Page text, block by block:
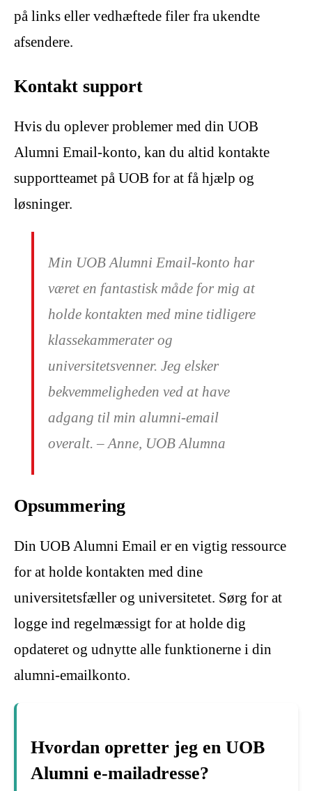
på links eller vedhæftede filer fra ukendte
afsendere.
Kontakt support
Hvis du oplever problemer med din UOB
Alumni Email-konto, kan du altid kontakte
supportteamet på UOB for at få hjælp og
løsninger.
Min UOB Alumni Email-konto har
været en fantastisk måde for mig at
holde kontakten med mine tidligere
klassekammerater og
universitetsvenner. Jeg elsker
bekvemmeligheden ved at have
adgang til min alumni-email
overalt. – Anne, UOB Alumna
Opsummering
Din UOB Alumni Email er en vigtig ressource
for at holde kontakten med dine
universitetsfæller og universitetet. Sørg for at
logge ind regelmæssigt for at holde dig
opdateret og udnytte alle funktionerne i din
alumni-emailkonto.
Hvordan opretter jeg en UOB
Alumni e-mailadresse?